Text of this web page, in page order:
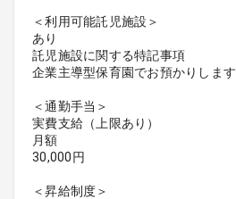
＜利用可能託児施設＞
あり
託児施設に関する特記事項
企業主導型保育園でお預かりします
＜通勤手当＞
実費支給（上限あり）
月額
30,000円
＜昇給制度＞